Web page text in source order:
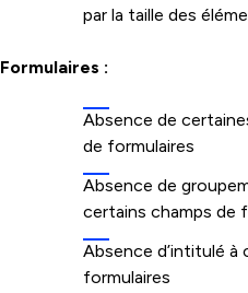
par la taille des
Formulaires :
Absence de
de formulaires
Absence de
certains champs de
Absence d’intitulé
formulaires